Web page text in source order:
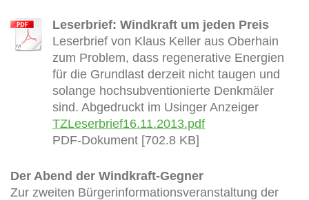
Leserbrief: Windkraft um jeden Preis
Leserbrief von Klaus Keller aus Oberhain
zum Problem, dass regenerative Energien
für die Grundlast derzeit nicht taugen und
solange hochsubventionierte Denkmäler
sind. Abgedruckt im Usinger Anzeiger
TZLeserbrief16.11.2013.pdf
PDF-Dokument [702.8 KB]
Der Abend der Windkraft-Gegner
Zur zweiten Bürgerinformationsveranstaltung der